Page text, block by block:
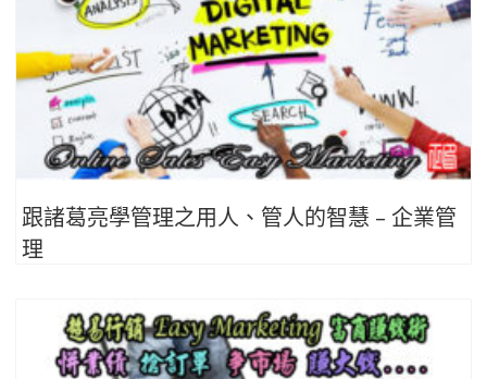
跟諸葛亮學管理之用人、管人的智慧 – 企業管
理